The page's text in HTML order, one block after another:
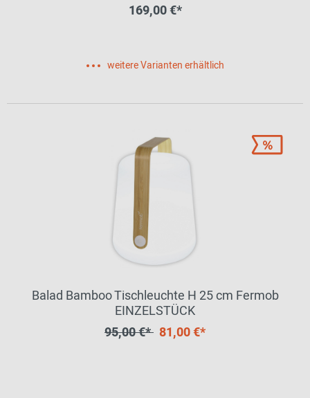
169,00 €*
weitere Varianten erhältlich
Balad Bamboo Tischleuchte H 25 cm Fermob
EINZELSTÜCK
95,00 €* 81,00 €*